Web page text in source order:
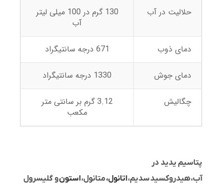
حلالیت در آب
130 گرم در 100 میلی لیتر
آب
دمای ذوب 671 درجه سانتیگراد
دمای جوش 1330 درجه سانتیگراد
چگالیش
3.12 گرم بر سانتی متر
مکعب
پتاسیم یدید در
آب، هیدروکسید سدیم،اتانول،متانول،استونو گلیسرول